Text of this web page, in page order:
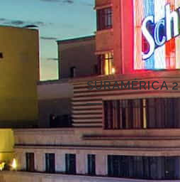
SURAMÉRICA 2